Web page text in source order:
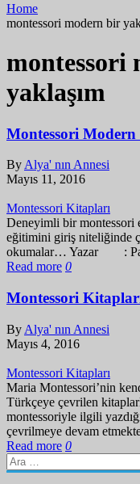
Home
montessori modern bir
montessori
yaklaşım
Montessori Modern
ByAlya' nın Annesi
Mayıs 11, 2016
Montessori Kitapları
Deneyimli bir montessori
eğitimini giriş niteliğinde
okumalar… Yazar :
Read more 0
Montessori
By Alya' nın Annesi
Mayıs 4, 2016
Montessori Kitapları
Maria Montessori’nin
Türkçeye çevrilen
montessoriyle ilgili
çevrilmeye devam
Read more 0
Arama: